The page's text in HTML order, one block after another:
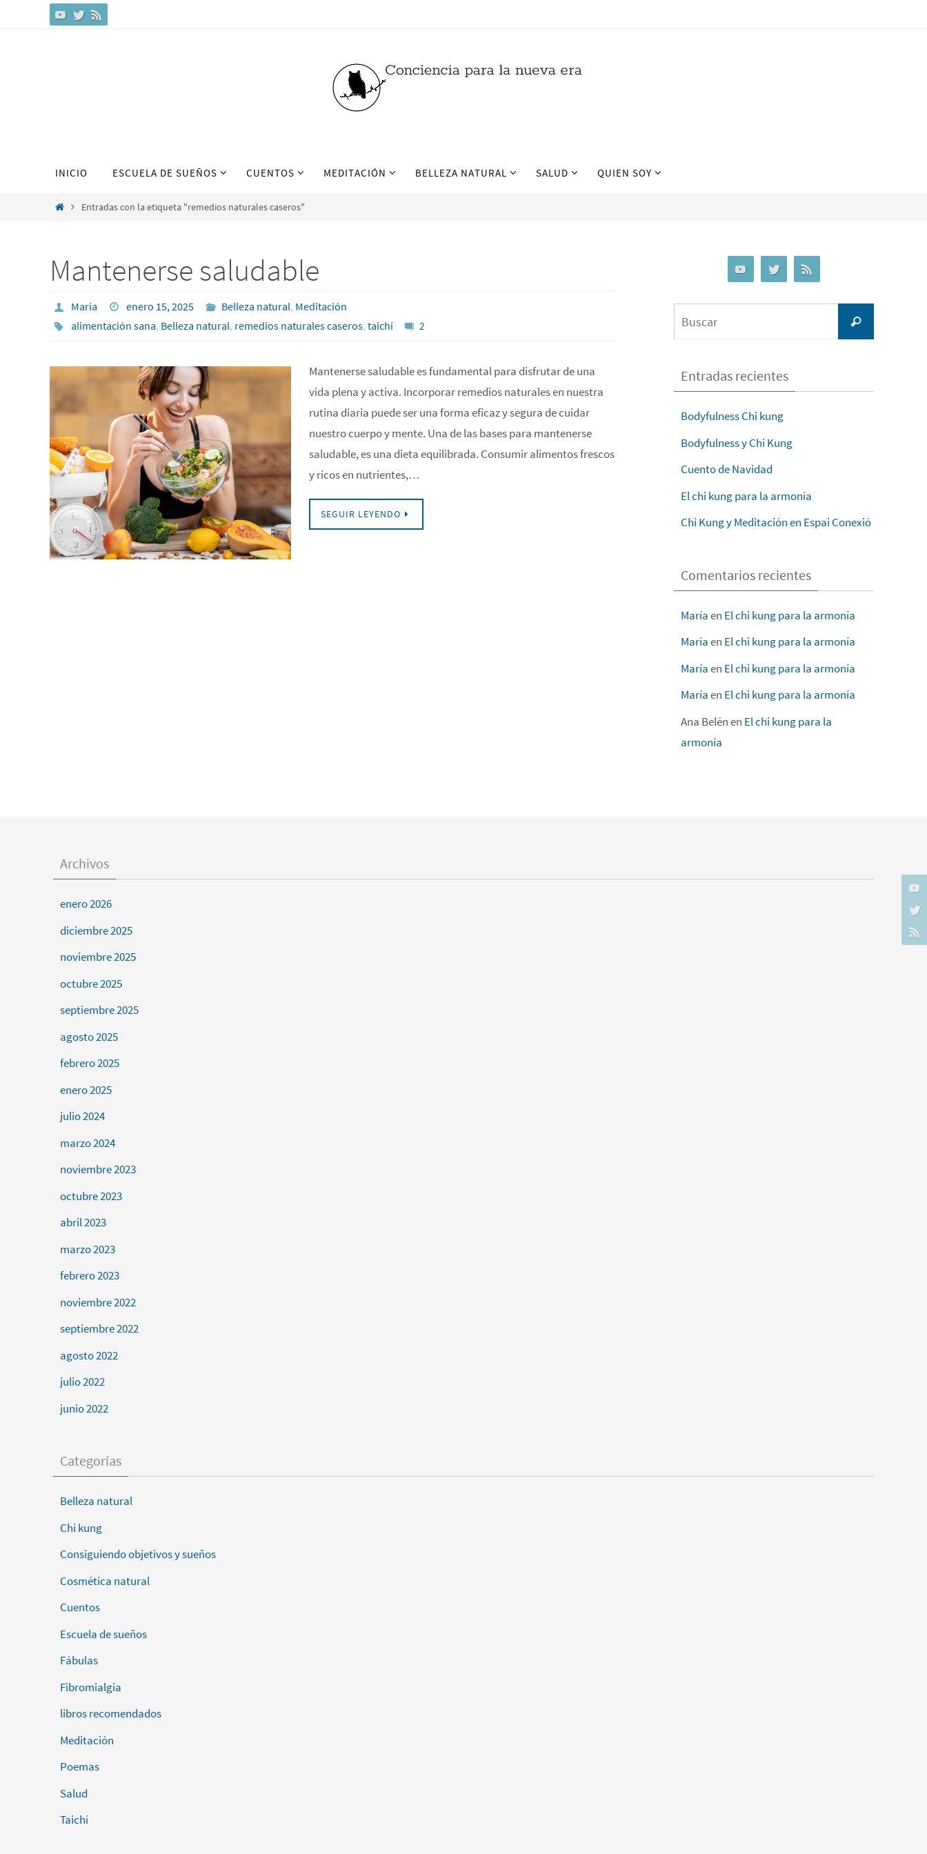
INICIO ESCUELA DE SUEÑOS CUENTOS MEDITACIÓN BELLEZA NATURAL SALUD QUIEN SOY
InicioEntradas con la etiqueta "remedios naturales caseros"
Mantenerse saludable
María enero 15, 2025 Belleza natural, Meditación
alimentación sana, Belleza natural, remedios naturales caseros, taichí 2
Mantenerse saludable es fundamental para disfrutar de una
vida plena y activa. Incorporar remedios naturales en nuestra
rutina diaria puede ser una forma eficaz y segura de cuidar
nuestro cuerpo y mente. Una de las bases para mantenerse
saludable, es una dieta equilibrada. Consumir alimentos frescos
y ricos en nutrientes,…
SEGUIR LEYENDO
Buscar
Entradas recientes
Bodyfulness Chi kung
Bodyfulness y Chi Kung
Cuento de Navidad
El chi kung para la armonía
Chi Kung y Meditación en Espai Conexió
Comentarios recientes
Maríaen El chi kung para la armonía
Maríaen El chi kung para la armonía
Maríaen El chi kung para la armonía
Maríaen El chi kung para la armonía
Ana Belénen El chi kung para la
armonía
Archivos
enero 2026
diciembre 2025
noviembre 2025
octubre 2025
septiembre 2025
agosto 2025
febrero 2025
enero 2025
julio 2024
marzo 2024
noviembre 2023
octubre 2023
abril 2023
marzo 2023
febrero 2023
noviembre 2022
septiembre 2022
agosto 2022
julio 2022
junio 2022
Categorías
Belleza natural
Chi kung
Consiguiendo objetivos y sueños
Cosmética natural
Cuentos
Escuela de sueños
Fábulas
Fibromialgia
libros recomendados
Meditación
Poemas
Salud
Taichí